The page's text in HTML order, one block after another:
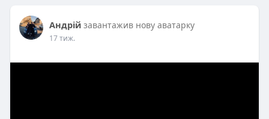
Андрій завантажив нову аватарку
17 тиж.